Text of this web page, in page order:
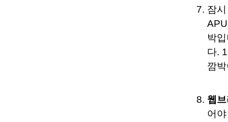
잠
박
다.
깜
웹
어